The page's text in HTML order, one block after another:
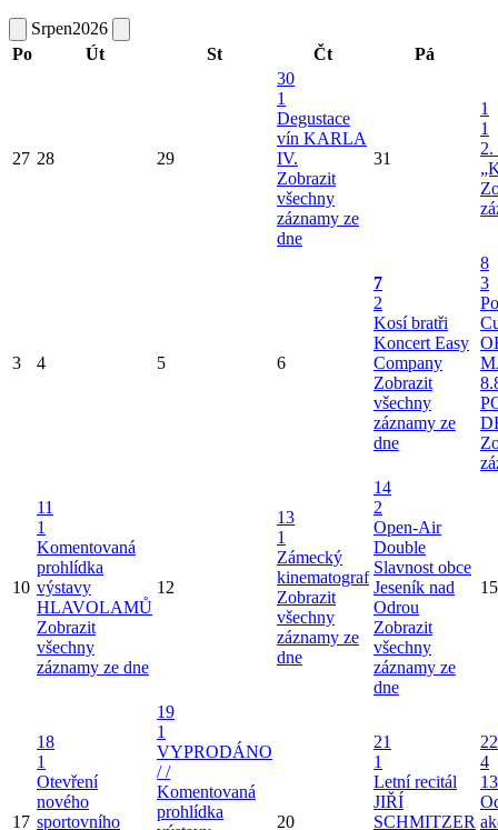
Srpen2026
Po
Út St Čt Pá
27 28 29
30
1
Degustace
vín KARLA
IV.
Zobrazit
všechny
záznamy ze
dne
31
1
1
2.
3 4 5 6
7
2
Kosí bratři
Koncert Easy
Company
Zobrazit
všechny
záznamy ze
dne
8
3
10
11
1
Komentovaná
prohlídka
výstavy
HLAVOLAMŮ
Zobrazit
všechny
záznamy ze dne
12
13
1
Zámecký
kinematograf
Zobrazit
všechny
záznamy ze
dne
14
2
Open-Air
Double
Slavnost obce
Jeseník nad
Odrou
Zobrazit
všechny
záznamy ze
dne
15
17
18
1
Otevření
nového
sportovního
19
1
VYPRODÁNO
/ /
Komentovaná
prohlídka
20
21
1
Letní recitál
JIŘÍ
SCHMITZER
22
4